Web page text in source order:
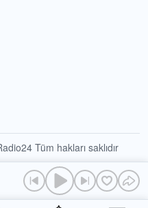
Tüm hakları saklıdır